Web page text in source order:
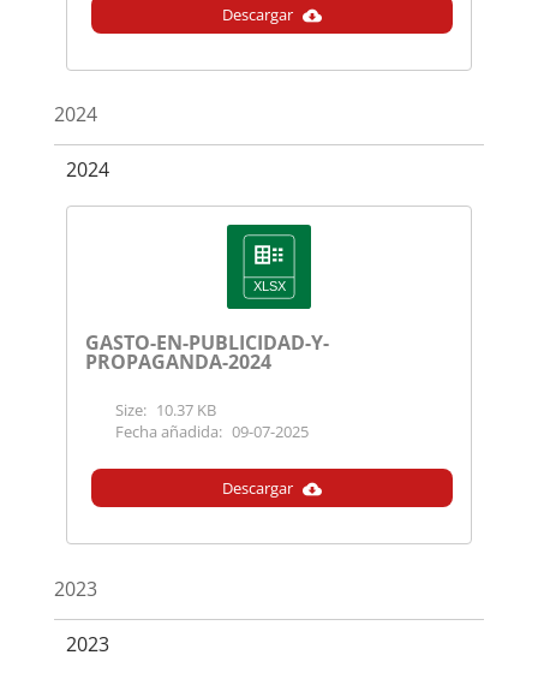
Descargar
2024
2024
GASTO-EN-PUBLICIDAD-Y-
PROPAGANDA-2024
Size: 10.37 KB
Fecha añadida: 09-07-2025
Descargar
2023
2023